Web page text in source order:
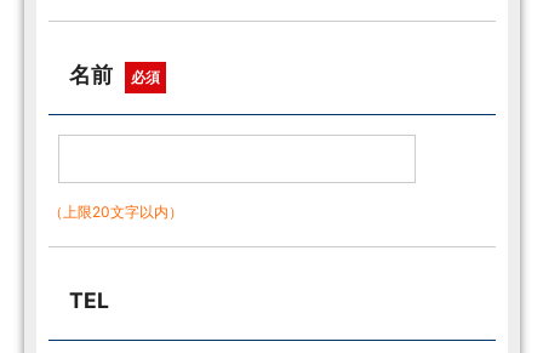
名前 必須
（上限20文字以内）
TEL